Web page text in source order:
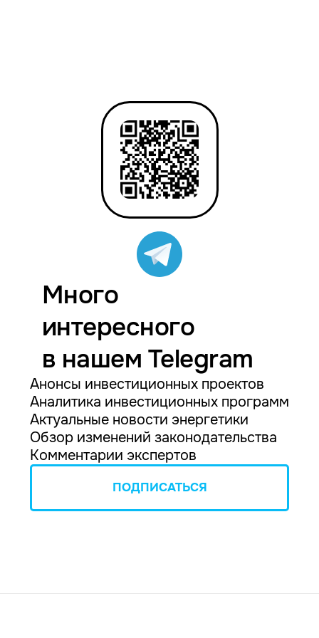
Много
интересного
в нашем Telegram
Анонсы инвестиционных проектов
Аналитика инвестиционных программ
Актуальные новости энергетики
Обзор изменений законодательства
Комментарии экспертов
ПОДПИСАТЬСЯ